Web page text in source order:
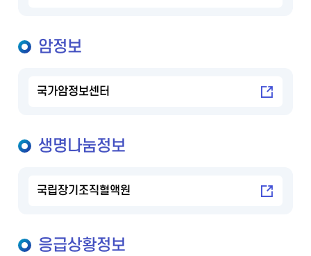
암정보
국가암정보센터
생명나눔정보
국립장기조직혈액원
응급상황정보